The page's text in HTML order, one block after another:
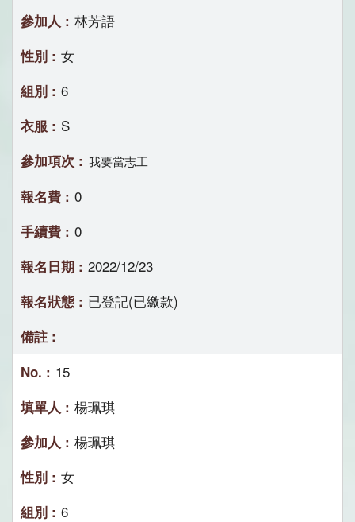
林芳語
女
6
S
我要當志工
0
0
2022/12/23
已登記(已繳款)
15
楊珮琪
楊珮琪
女
6